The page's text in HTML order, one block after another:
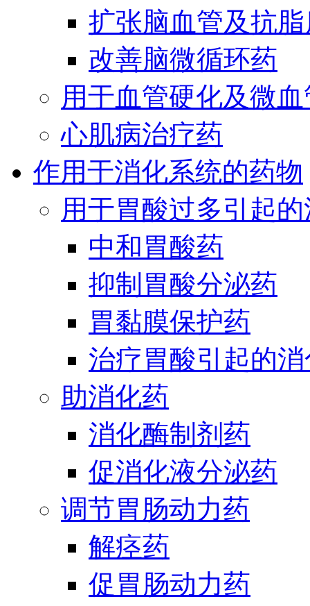
扩张脑血管及抗
改善脑微循环药
用于血管硬化及微
心肌病治疗药
作用于消化系统的药物
用于胃酸过多引起
中和胃酸药
抑制胃酸分泌药
胃黏膜保护药
治疗胃酸引起的
助消化药
消化酶制剂药
促消化液分泌药
调节胃肠动力药
解痉药
促胃肠动力药